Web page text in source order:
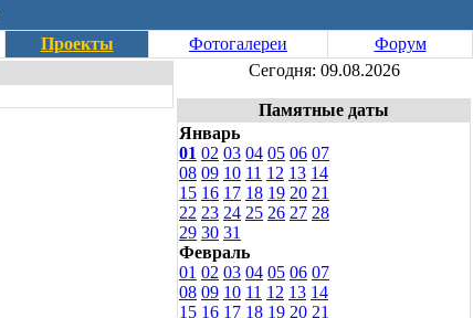
Проекты Фотогалереи
Форум
Сегодня: 09.08.2026
Памятные даты
Январь
01 02 03 04 05 06 07
08 09 10 11 12 13 14
15 16 17 18 19 20 21
22 23 24 25 26 27 28
29 30 31
Февраль
01 02 03 04 05 06 07
08 09 10 11 12 13 14
15 16 17 18 19 20 21